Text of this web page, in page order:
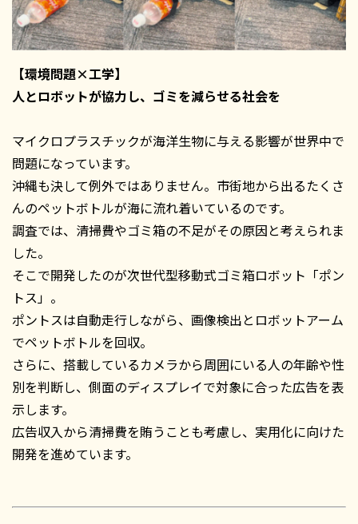
【環境問題×工学】
人とロボットが協力し、ゴミを減らせる社会を
マイクロプラスチックが海洋⽣物に与える影響が世界中で
問題になっています。
沖縄も決して例外ではありません。市街地から出るたくさ
んのペットボトルが海に流れ着いているのです。
調査では、清掃費やゴミ箱の不足がその原因と考えられま
した。
そこで開発したのが次世代型移動式ゴミ箱ロボット「ポン
トス」。
ポントスは自動走行しながら、画像検出とロボットアーム
でペットボトルを回収。
さらに、搭載しているカメラから周囲にいる人の年齢や性
別を判断し、側面のディスプレイで対象に合った広告を表
示します。
広告収入から清掃費を賄うことも考慮し、実用化に向けた
開発を進めています。